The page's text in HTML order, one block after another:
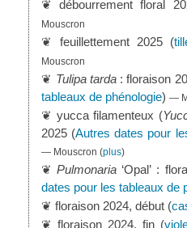
❦ débourrement floral
Mouscron
❦ feuillettement 2025 (
Mouscron
❦ Tulipa tarda: floraison
tableaux de phénologie)—
❦ yucca filamenteux (
2025 (Autres dates pour
— Mouscron (plus)
❦Pulmonaria ‘Opal’ :
dates pour les tableaux de
❦ floraison 2024, début (
❦ floraison 2024, fin (